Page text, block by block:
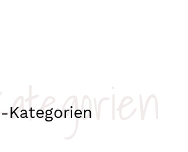
Kategorien